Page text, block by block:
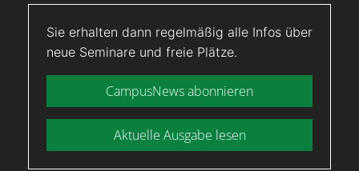
Sie erhalten dann regelmäßig alle Infos über
neue Seminare und freie Plätze.
CampusNews abonnieren
Aktuelle Ausgabe lesen